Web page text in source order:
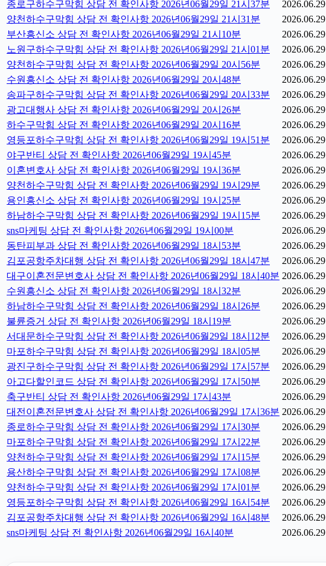
종로구하수구막힘 상담 전 확인사항 2026년06월29일 21시37분
2026.06.29
양천하수구막힘 상담 전 확인사항 2026년06월29일 21시31분
2026.06.29
부산흥신소 상담 전 확인사항 2026년06월29일 21시10분
2026.06.29
노원구하수구막힘 상담 전 확인사항 2026년06월29일 21시01분
2026.06.29
양천하수구막힘 상담 전 확인사항 2026년06월29일 20시56분
2026.06.29
수원흥신소 상담 전 확인사항 2026년06월29일 20시48분
2026.06.29
송파구하수구막힘 상담 전 확인사항 2026년06월29일 20시33분
2026.06.29
광고대행사 상담 전 확인사항 2026년06월29일 20시26분
2026.06.29
하수구막힘 상담 전 확인사항 2026년06월29일 20시16분
2026.06.29
영등포하수구막힘 상담 전 확인사항 2026년06월29일 19시51분
2026.06.29
야구반티 상담 전 확인사항 2026년06월29일 19시45분
2026.06.29
이혼변호사 상담 전 확인사항 2026년06월29일 19시36분
2026.06.29
양천하수구막힘 상담 전 확인사항 2026년06월29일 19시29분
2026.06.29
용인흥신소 상담 전 확인사항 2026년06월29일 19시25분
2026.06.29
하남하수구막힘 상담 전 확인사항 2026년06월29일 19시15분
2026.06.29
sns마케팅 상담 전 확인사항 2026년06월29일 19시00분
2026.06.29
동탄피부과 상담 전 확인사항 2026년06월29일 18시53분
2026.06.29
김포공항주차대행 상담 전 확인사항 2026년06월29일 18시47분
2026.06.29
대구이혼전문변호사 상담 전 확인사항 2026년06월29일 18시40분 2026.06.29
수원흥신소 상담 전 확인사항 2026년06월29일 18시32분
2026.06.29
하남하수구막힘 상담 전 확인사항 2026년06월29일 18시26분
2026.06.29
불륜증거 상담 전 확인사항 2026년06월29일 18시19분
2026.06.29
서대문하수구막힘 상담 전 확인사항 2026년06월29일 18시12분
2026.06.29
마포하수구막힘 상담 전 확인사항 2026년06월29일 18시05분
2026.06.29
광진구하수구막힘 상담 전 확인사항 2026년06월29일 17시57분
2026.06.29
아고다할인코드 상담 전 확인사항 2026년06월29일 17시50분
2026.06.29
축구반티 상담 전 확인사항 2026년06월29일 17시43분
2026.06.29
대전이혼전문변호사 상담 전 확인사항 2026년06월29일 17시36분 2026.06.29
종로하수구막힘 상담 전 확인사항 2026년06월29일 17시30분
2026.06.29
마포하수구막힘 상담 전 확인사항 2026년06월29일 17시22분
2026.06.29
양천하수구막힘 상담 전 확인사항 2026년06월29일 17시15분
2026.06.29
용산하수구막힘 상담 전 확인사항 2026년06월29일 17시08분
2026.06.29
양천하수구막힘 상담 전 확인사항 2026년06월29일 17시01분
2026.06.29
영등포하수구막힘 상담 전 확인사항 2026년06월29일 16시54분
2026.06.29
김포공항주차대행 상담 전 확인사항 2026년06월29일 16시48분
2026.06.29
sns마케팅 상담 전 확인사항 2026년06월29일 16시40분
2026.06.29